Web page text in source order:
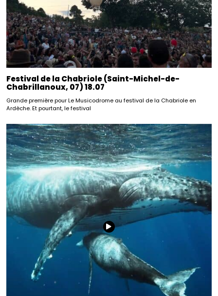
Festival de la Chabriole (Saint-Michel-de-
Chabrillanoux, 07) 18.07
Grande première pour Le Musicodrome au festival de la Chabriole en
Ardèche. Et pourtant, le festival